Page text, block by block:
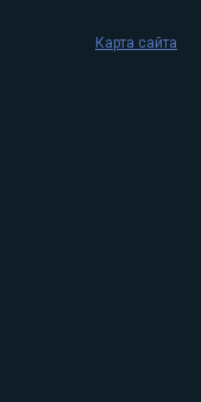
Карта сайта